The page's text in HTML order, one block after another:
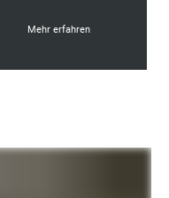
Mehr erfahren